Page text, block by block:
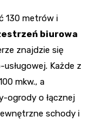
130 metrów i
biurowa
znajdzie się
Każde z
mkw., a
ogrody o łącznej
schody i